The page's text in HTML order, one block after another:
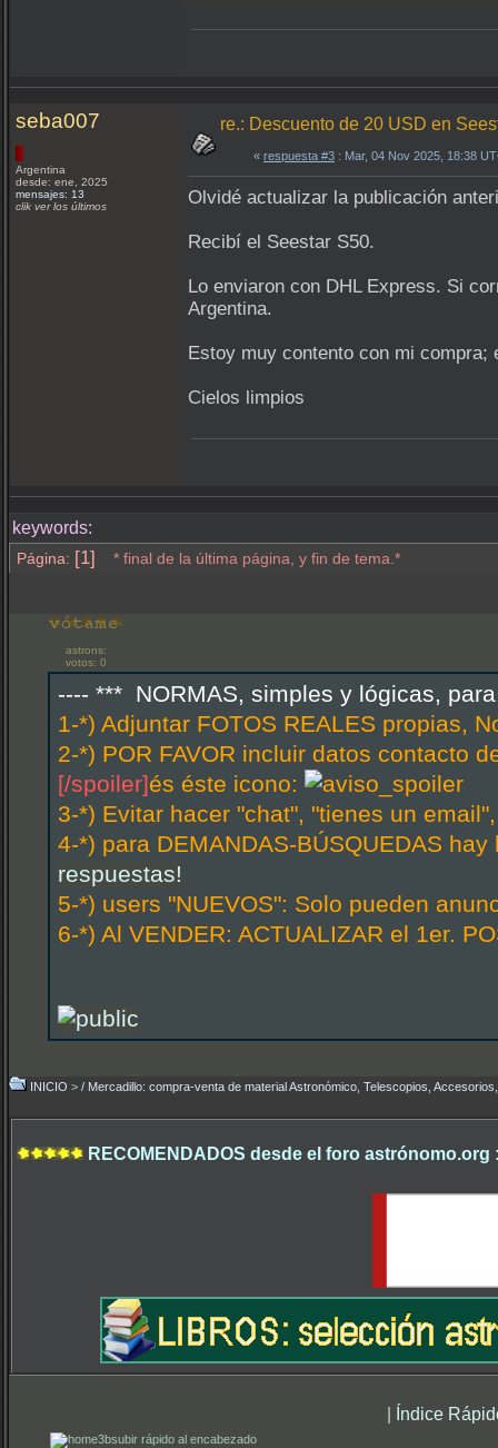
seba007
Argentina
desde: ene, 2025
mensajes: 13
clik ver los últimos
re.: Descuento de 20 USD en
« respuesta #3 : Mar, 04 Nov 2025, 18:38
Olvidé actualizar la publicación
Recibí el Seestar S50.
Lo enviaron con DHL Express. Si
Argentina.
Estoy muy contento con mi
Cielos limpios
keywords:
Página: [1] * final de la última página, y fin de tema.*
astrons:
votos: 0
---- *** NORMAS, simples y lógicas,
1-*) Adjuntar FOTOS REALES propias,
2-*) POR FAVOR incluir datos contacto
[/spoiler]és éste icono:
3-*) Evitar hacer "chat", "tienes un
4-*) para DEMANDAS-BÚSQUEDAS
respuestas!
5-*) users "NUEVOS": Solo pueden
6-*) Al VENDER: ACTUALIZAR el 1er.
INICIO > / Mercadillo: compra-venta de material Astronómico, Telescopios,
RECOMENDADOS desde el foro astrónomo.org
| Índice
subir rápido al encabezado